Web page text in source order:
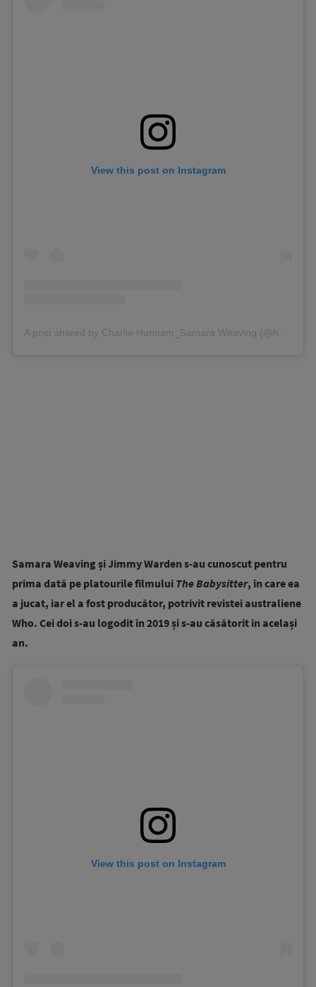
View this post on Instagram
Samara Weaving și Jimmy Warden s-au cunoscut pentru
prima dată pe platourile filmului The Babysitter, în care ea
a jucat, iar el a fost producător, potrivit revistei australiene
Who. Cei doi s-au logodit în 2019 și s-au căsătorit în același
an.
View this post on Instagram